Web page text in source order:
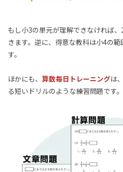
もし小3の単元が理解できなければ
きます。逆に、得意な教科は小4の
す。
ほかにも、 算数毎日トレーニングは
る短いドリルのような練習問題です。